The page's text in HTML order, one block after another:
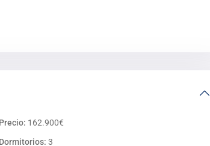
Precio: 162.900€
Dormitorios: 3